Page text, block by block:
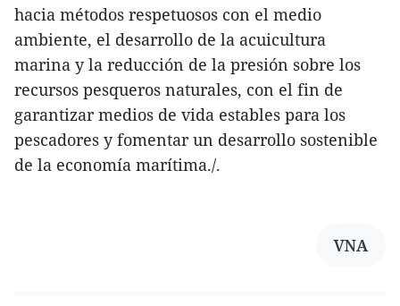
hacia métodos respetuosos con el medio
ambiente, el desarrollo de la acuicultura
marina y la reducción de la presión sobre los
recursos pesqueros naturales, con el fin de
garantizar medios de vida estables para los
pescadores y fomentar un desarrollo sostenible
de la economía marítima./.
VNA